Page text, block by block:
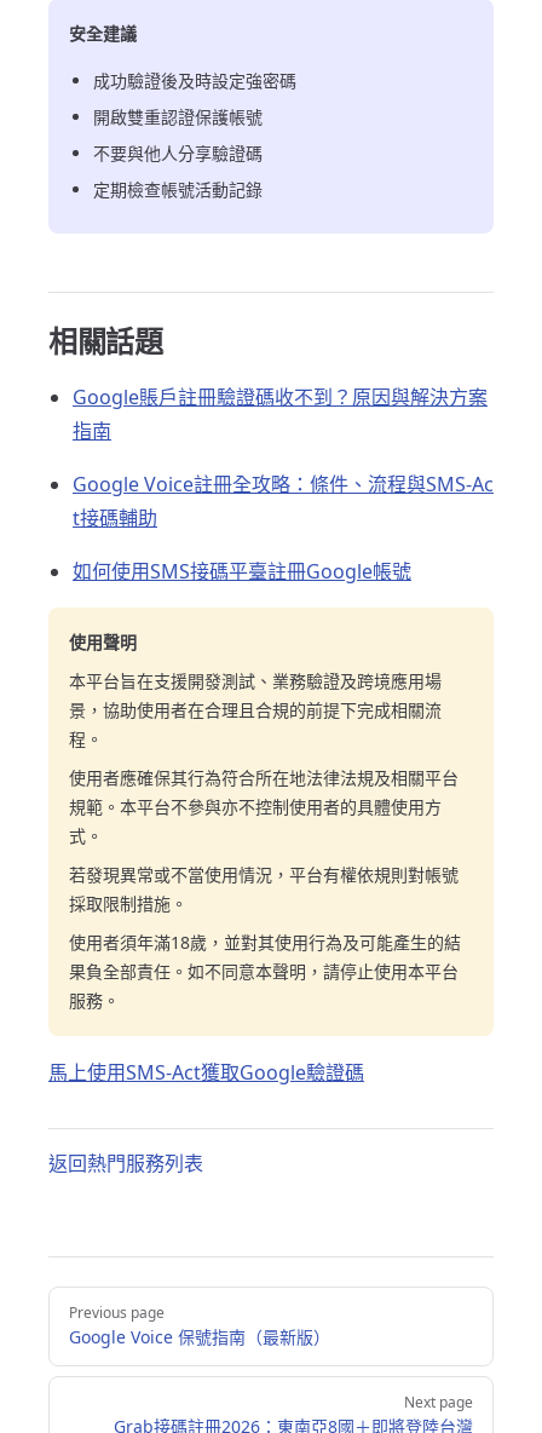
安全建議
成功驗證後及時設定強密碼
開啟雙重認證保護帳號
不要與他人分享驗證碼
定期檢查帳號活動記錄
相關話題
Google賬戶註冊驗證碼收不到？原因與解決方案
指南
Google Voice註冊全攻略：條件、流程與SMS-Ac
t接碼輔助
如何使用SMS接碼平臺註冊Google帳號
使用聲明
本平台旨在支援開發測試、業務驗證及跨境應用場
景，協助使用者在合理且合規的前提下完成相關流
程。
使用者應確保其行為符合所在地法律法規及相關平台
規範。本平台不參與亦不控制使用者的具體使用方
式。
若發現異常或不當使用情況，平台有權依規則對帳號
採取限制措施。
使用者須年滿18歲，並對其使用行為及可能產生的結
果負全部責任。如不同意本聲明，請停止使用本平台
服務。
馬上使用SMS-Act獲取Google驗證碼
返回熱門服務列表
Pager
Previous page
Google Voice 保號指南（最新版）
Next page
Grab接碼註冊2026：東南亞8國＋即將登陸台灣